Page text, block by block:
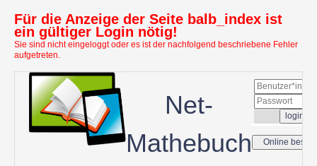
Für die Anzeige der Seite balb_index ist
ein gültiger Login nötig!
Sie sind nicht eingeloggt oder es ist der nachfolgend beschriebene Fehler
aufgetreten.
Net-
Mathebuch